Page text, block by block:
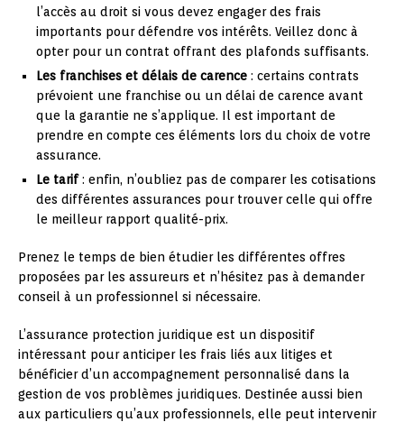
l’accès au droit si vous devez engager des frais
importants pour défendre vos intérêts. Veillez donc à
opter pour un contrat offrant des plafonds suffisants.
Les franchises et délais de carence : certains contrats
prévoient une franchise ou un délai de carence avant
que la garantie ne s’applique. Il est important de
prendre en compte ces éléments lors du choix de votre
assurance.
Le tarif: enfin, n’oubliez pas de comparer les cotisations
des différentes assurances pour trouver celle qui offre
le meilleur rapport qualité-prix.
Prenez le temps de bien étudier les différentes offres
proposées par les assureurs et n’hésitez pas à demander
conseil à un professionnel si nécessaire.
L’assurance protection juridique est un dispositif
intéressant pour anticiper les frais liés aux litiges et
bénéficier d’un accompagnement personnalisé dans la
gestion de vos problèmes juridiques. Destinée aussi bien
aux particuliers qu’aux professionnels, elle peut intervenir